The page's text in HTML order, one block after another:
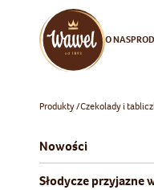
O NAS
Produkty Czekolady i
Nowości
Słodycze przyjazne